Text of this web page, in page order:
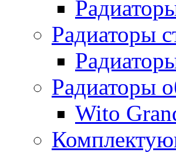
Радиаторы
Радиаторы
Wito